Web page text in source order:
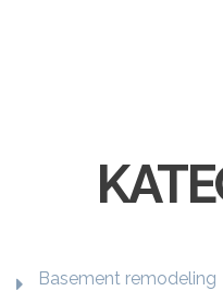
Basement remodeling